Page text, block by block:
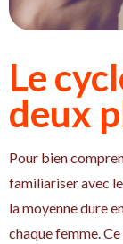
Le
deux
Pour bien
familiariser avec le
la moyenne dure
chaque femme.